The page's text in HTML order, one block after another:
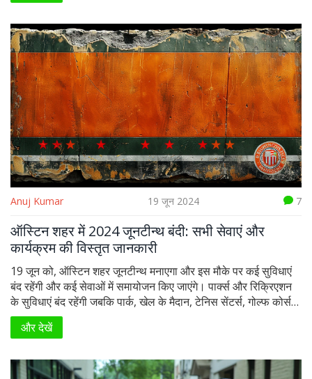
Anuj Kumar 19 जून 2024 7
ऑस्टिन शहर में 2024 जूनटीन्थ बंदी: सभी सेवाएं और
कार्यक्रम की विस्तृत जानकारी
19 जून को, ऑस्टिन शहर जूनटीन्थ मनाएगा और इस मौके पर कई सुविधाएं
बंद रहेंगी और कई सेवाओं में समायोजन किए जाएंगे। पार्क्स और रिक्रिएशन
के सुविधाएं बंद रहेंगी जबकि पार्क, खेल के मैदान, टेनिस सेंटर्स, गोल्फ कोर्स
और स्विमिंग पूल खुले रहेंगे। कार्वर म्यूजियम में जूनटीन्थ फेस्टिवल आयोजित
होगा। अन्य सेवाओं में भी बदलाव किए गए हैं।
और देखें